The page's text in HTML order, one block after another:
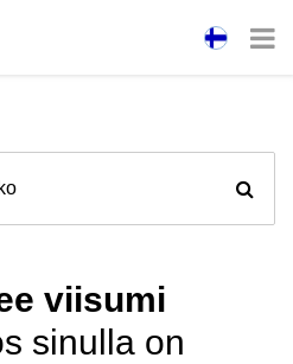
viisumi
sinulla on